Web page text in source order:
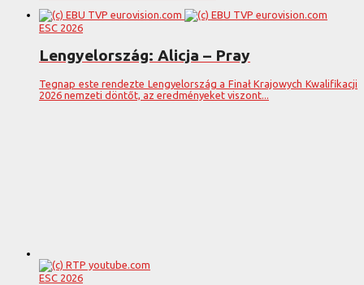
ESC 2026
Lengyelország: Alicja – Pray
Tegnap este rendezte Lengyelország a Finał Krajowych Kwalifikacji
2026 nemzeti döntőt, az eredményeket viszont...
ESC 2026